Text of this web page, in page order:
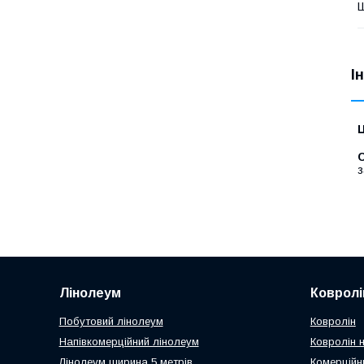
Лінолеум
Побутовий лінолеум
Напівкомерційний лінолеум
Ковролін
Ковролін